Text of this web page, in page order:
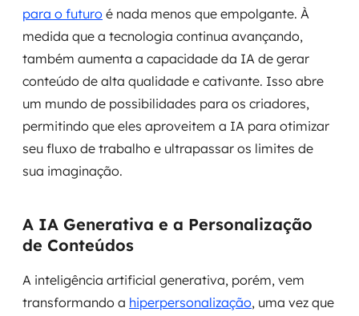
para o futuro é nada menos que empolgante. À
medida que a tecnologia continua avançando,
também aumenta a capacidade da IA de gerar
conteúdo de alta qualidade e cativante. Isso abre
um mundo de possibilidades para os criadores,
permitindo que eles aproveitem a IA para otimizar
seu fluxo de trabalho e ultrapassar os limites de
sua imaginação.
A IA Generativa e a Personalização
de Conteúdos
A inteligência artificial generativa, porém, vem
transformando a hiperpersonalização, uma vez que